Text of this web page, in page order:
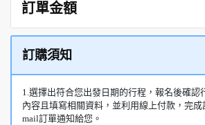
訂單金額
訂購須知
1.選擇出符合您出發日期的行程，報名後確認
內容且填寫相關資料，並利用線上付款，完
mail訂單通知給您。